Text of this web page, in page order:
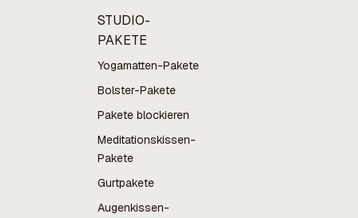
STUDIO-
PAKETE
Yogamatten-Pakete
Bolster-Pakete
Pakete blockieren
Meditationskissen-
Pakete
Gurtpakete
Augenkissen-